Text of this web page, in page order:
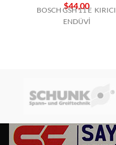
$44,00
BOSCH GSH 11 E KIRICI
ENDÜVİ